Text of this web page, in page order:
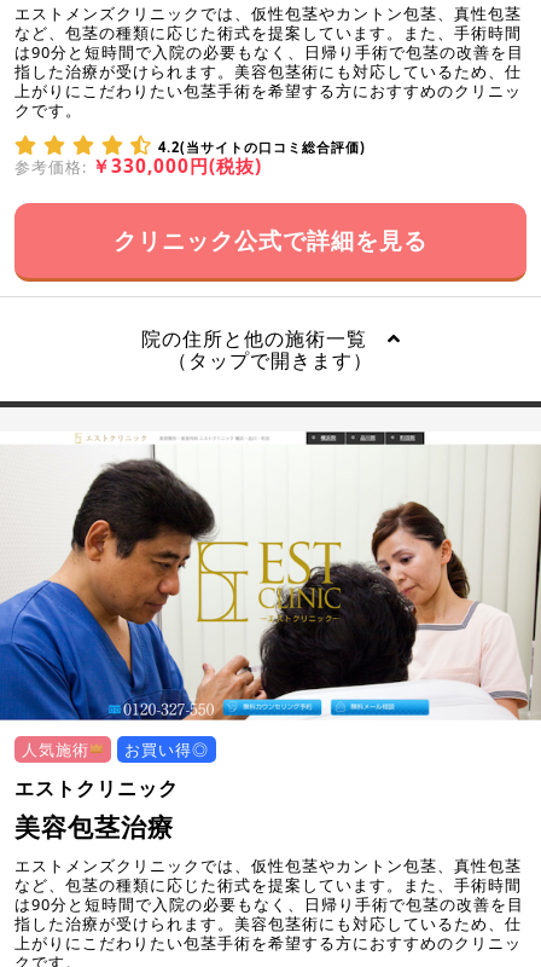
エストメンズクリニックでは、仮性包茎やカントン包茎、真性包茎
など、包茎の種類に応じた術式を提案しています。また、手術時間
は90分と短時間で入院の必要もなく、日帰り手術で包茎の改善を目
指した治療が受けられます。美容包茎術にも対応しているため、仕
上がりにこだわりたい包茎手術を希望する方におすすめのクリニッ
クです。
4.2(当サイトの口コミ総合評価)
参考価格: ￥330,000円(税抜)
クリニック公式で詳細を見る
院の住所と他の施術一覧
（タップで開きます）
人気施術 お買い得◎
エストクリニック
美容包茎治療
エストメンズクリニックでは、仮性包茎やカントン包茎、真性包茎
など、包茎の種類に応じた術式を提案しています。また、手術時間
は90分と短時間で入院の必要もなく、日帰り手術で包茎の改善を目
指した治療が受けられます。美容包茎術にも対応しているため、仕
上がりにこだわりたい包茎手術を希望する方におすすめのクリニッ
クです。